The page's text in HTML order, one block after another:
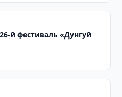
й фестиваль «Дунгуй